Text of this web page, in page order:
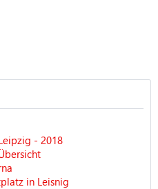
- 2018
in Leisnig